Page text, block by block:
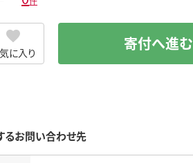
に入り 寄付へ進む
るお問い合わせ先